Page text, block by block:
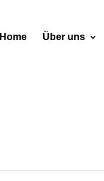
Home Über uns